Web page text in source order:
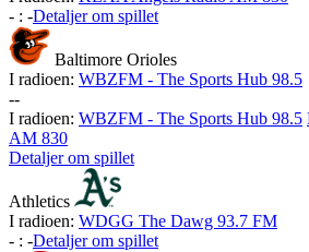
- : -Detaljer om spillet
Baltimore Orioles
I radioen: WBZFM - The Sports Hub 98.5
--
I radioen: WBZFM - The Sports Hub 98.5
AM 830
Detaljer om spillet
Athletics
I radioen: WDGG The Dawg 93.7 FM
- : -Detaljer om spillet